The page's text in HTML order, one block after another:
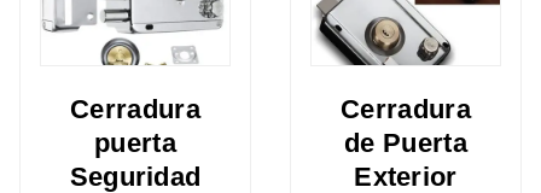
Cerradura
puerta
Seguridad
Cerradura
de Puerta
Exterior